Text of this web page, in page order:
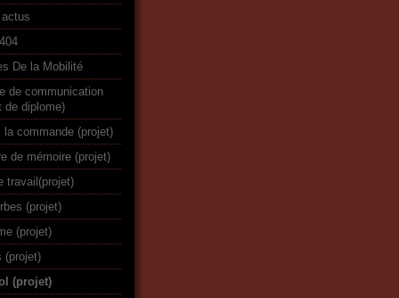
De la Mobilité
de communication
de diplome)
la commande (projet)
de mémoire (projet)
travail(projet)
(projet)
(projet)
(projet)
(projet)